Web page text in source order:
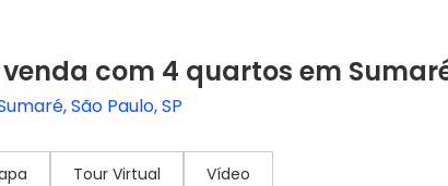
com 4 quartos em
São Paulo, SP
Tour Virtual Vídeo